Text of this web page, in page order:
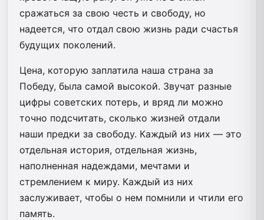
сражаться за свою честь и свободу, но
надеется, что отдал свою жизнь ради счастья
будущих поколений.
Цена, которую заплатила наша страна за
Победу, была самой высокой. Звучат разные
цифры советских потерь, и вряд ли можно
точно подсчитать, сколько жизней отдали
наши предки за свободу. Каждый из них — это
отдельная история, отдельная жизнь,
наполненная надеждами, мечтами и
стремлением к миру. Каждый из них
заслуживает, чтобы о нем помнили и чтили его
память.